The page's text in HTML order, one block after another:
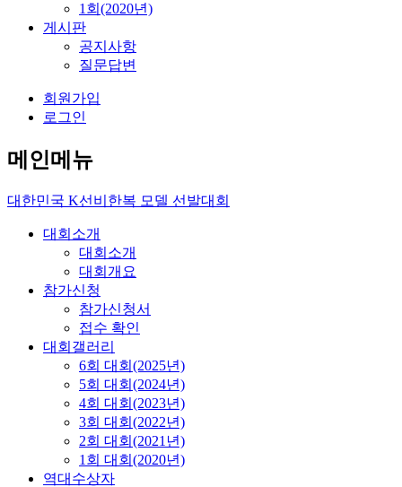
1회(2020년)
게시판
공지사항
질문답변
회원가입
로그인
메인메뉴
대한민국 K선비한복 모델 선발대회
대회소개
대회소개
대회개요
참가신청
참가신청서
접수 확인
대회갤러리
6회 대회(2025년)
5회 대회(2024년)
4회 대회(2023년)
3회 대회(2022년)
2회 대회(2021년)
1회 대회(2020년)
역대수상자